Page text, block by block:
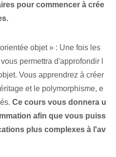
pour commencer⁣ à crée
objet » : Une fois les
permettra d'approfondir l
Vous apprendrez à créer
et le polymorphisme, e
Ce cours vous donnera u
afin que vous puiss
plus complexes à l'av